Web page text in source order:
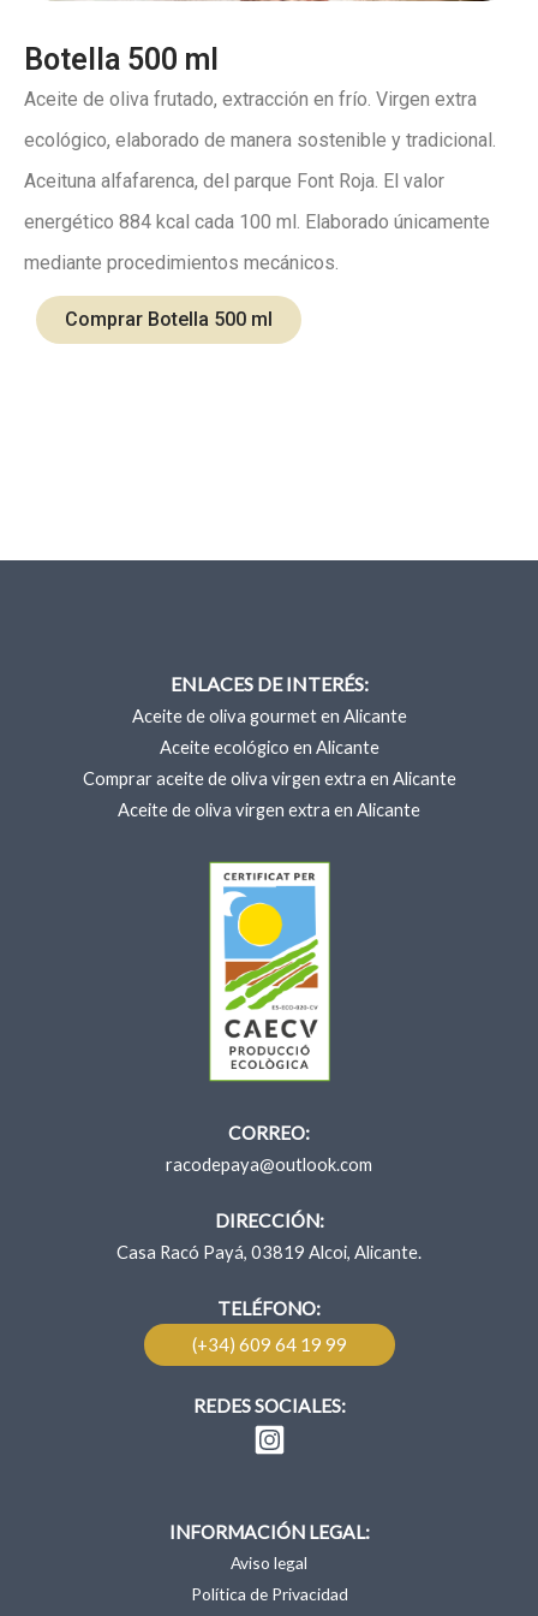
Botella 500 ml
Aceite de oliva frutado, extracción en frío. Virgen extra
ecológico, elaborado de manera sostenible y tradicional.
Aceituna alfafarenca, del parque Font Roja. El valor
energético 884 kcal cada 100 ml. Elaborado únicamente
mediante procedimientos mecánicos.
Comprar Botella 500 ml
ENLACES DE INTERÉS:
Aceite de oliva gourmet en Alicante
Aceite ecológico en Alicante
Comprar aceite de oliva virgen extra en Alicante
Aceite de oliva virgen extra en Alicante
CORREO:
racodepaya@outlook.com
DIRECCIÓN:
Casa Racó Payá, 03819 Alcoi, Alicante.
TELÉFONO:
(+34) 609 64 19 99
REDES SOCIALES:
INFORMACIÓN LEGAL:
Aviso legal
Política de Privacidad